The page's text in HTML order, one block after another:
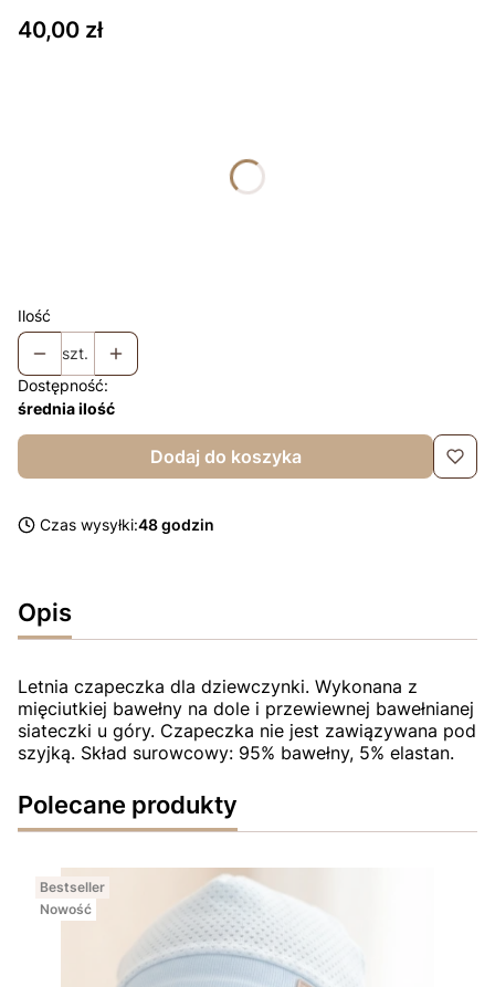
Cena
40,00 zł
Ilość
szt.
Dostępność:
średnia ilość
Dodaj do koszyka
Czas wysyłki:48 godzin
Opis
Letnia czapeczka dla dziewczynki. Wykonana z
mięciutkiej bawełny na dole i przewiewnej bawełnianej
siateczki u góry. Czapeczka nie jest zawiązywana pod
szyjką. Skład surowcowy: 95% bawełny, 5% elastan.
Polecane produkty
Bestseller
Nowość